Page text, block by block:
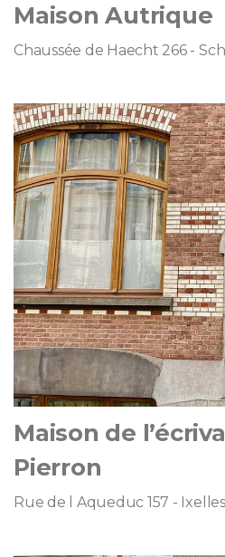
Maison Autrique
Chaussée de Haecht 266 -
Maison de
Pierron
Rue de l Aqueduc 157 - Ixelles